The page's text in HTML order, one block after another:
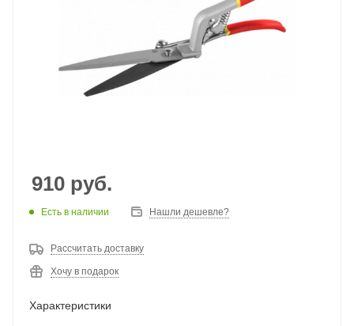
910 руб.
Есть в наличии Нашли дешевле?
Рассчитать доставку
Хочу в подарок
Характеристики